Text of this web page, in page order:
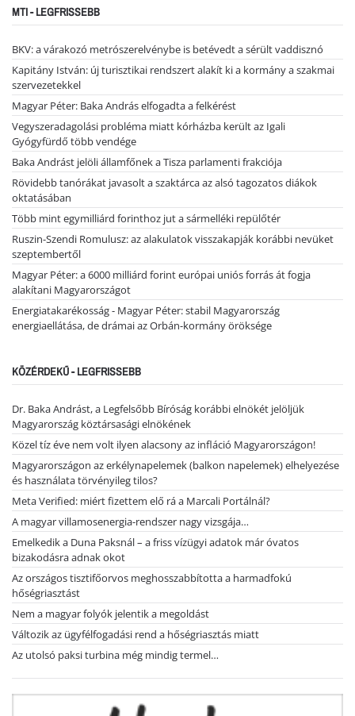
MTI - LEGFRISSEBB
BKV: a várakozó metrószerelvénybe is betévedt a sérült vaddisznó
Kapitány István: új turisztikai rendszert alakít ki a kormány a szakmai
szervezetekkel
Magyar Péter: Baka András elfogadta a felkérést
Vegyszeradagolási probléma miatt kórházba került az Igali
Gyógyfürdő több vendége
Baka Andrást jelöli államfőnek a Tisza parlamenti frakciója
Rövidebb tanórákat javasolt a szaktárca az alsó tagozatos diákok
oktatásában
Több mint egymilliárd forinthoz jut a sármelléki repülőtér
Ruszin-Szendi Romulusz: az alakulatok visszakapják korábbi nevüket
szeptembertől
Magyar Péter: a 6000 milliárd forint európai uniós forrás át fogja
alakítani Magyarországot
Energiatakarékosság - Magyar Péter: stabil Magyarország
energiaellátása, de drámai az Orbán-kormány öröksége
KÖZÉRDEKŰ - LEGFRISSEBB
Dr. Baka Andrást, a Legfelsőbb Bíróság korábbi elnökét jelöljük
Magyarország köztársasági elnökének
Közel tíz éve nem volt ilyen alacsony az infláció Magyarországon!
Magyarországon az erkélynapelemek (balkon napelemek) elhelyezése
és használata törvényileg tilos?
Meta Verified: miért fizettem elő rá a Marcali Portálnál?
A magyar villamosenergia-rendszer nagy vizsgája…
Emelkedik a Duna Paksnál – a friss vízügyi adatok már óvatos
bizakodásra adnak okot
Az országos tisztifőorvos meghosszabbította a harmadfokú
hőségriasztást
Nem a magyar folyók jelentik a megoldást
Változik az ügyfélfogadási rend a hőségriasztás miatt
Az utolsó paksi turbina még mindig termel…